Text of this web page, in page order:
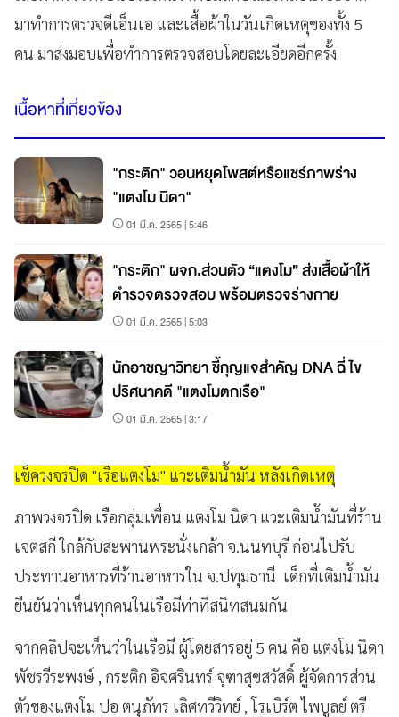
มาทำการตรวจดีเอ็นเอ และเสื้อผ้าในวันเกิดเหตุของทั้ง 5
คน มาส่งมอบเพื่อทำการตรวจสอบโดยละเอียดอีกครั้ง
เนื้อหาที่เกี่ยวข้อง
"กระติก" วอนหยุดโพสต์หรือแชร์ภาพร่าง
"แตงโม นิดา"
01 มี.ค. 2565 | 5:46
"กระติก" ผจก.ส่วนตัว “แตงโม” ส่งเสื้อผ้าให้
ตำรวจตรวจสอบ พร้อมตรวจร่างกาย
01 มี.ค. 2565 | 5:03
นักอาชญาวิทยา ชี้กุญแจสำคัญ DNA ฉี่ ไข
ปริศนาคดี "แตงโมตกเรือ"
01 มี.ค. 2565 | 3:17
เช็ควงจรปิด "เรือแตงโม" แวะเติมน้ำมัน หลังเกิดเหตุ
ภาพวงจรปิด เรือกลุ่มเพื่อน แตงโม นิดา แวะเติมน้ำมันที่ร้าน
เจตสกี ใกล้กับสะพานพระนั่งเกล้า จ.นนทบุรี ก่อนไปรับ
ประทานอาหารที่ร้านอาหารใน จ.ปทุมธานี เด็กที่เติมน้ำมัน
ยืนยันว่าเห็นทุกคนในเรือมีท่าทีสนิทสนมกัน
จากคลิปจะเห็นว่าในเรือมี ผู้โดยสารอยู่ 5 คน คือ แตงโม นิดา
พัชรวีระพงษ์ , กระติก อิจศรินทร์ จุฑาสุขสวัสดิ์ ผู้จัดการส่วน
ตัวของแตงโม ปอ ตนุภัทร เลิศทวีวิทย์ , โรเบิร์ต ไพบูลย์ ตรี